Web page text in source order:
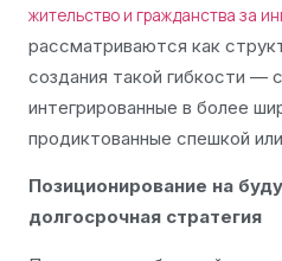
жительство и гражданства за
рассматриваются как
создания такой гибкости —
интегрированные в более
продиктованные спешкой
Позиционирование на
долгосрочная стратегия